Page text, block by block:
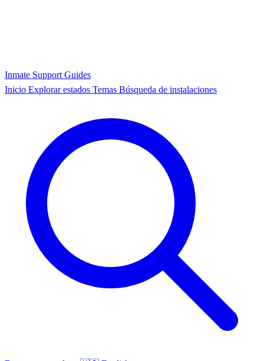
Inmate Support Guides
Inicio Explorar estados Temas Búsqueda de instalaciones